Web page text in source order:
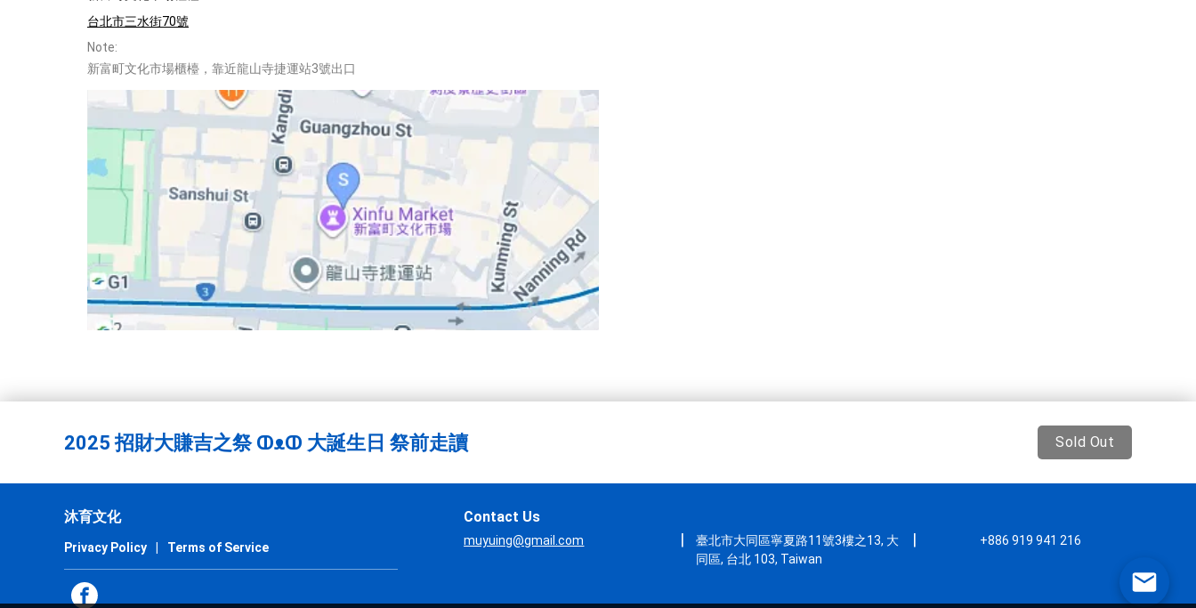
台北市三水街70號
Note:
新富町文化市場櫃檯，靠近龍山寺捷運站3號出口
2025 招財大賺吉之祭 ↀᴥↀ 大誕生日 祭前走讀 Sold Out
沐育文化
Privacy Policy Terms of Service
Contact Us
muyuing@gmail.com |
臺北市大同區寧夏路11號3樓之13, 大
同區, 台北 103, Taiwan
| +886 919 941 216